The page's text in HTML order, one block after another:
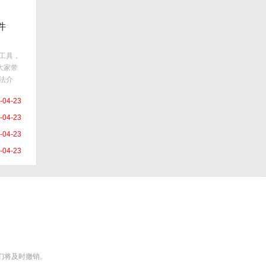
具，
家带
介
04-23
04-23
04-23
04-23
将及时撤销。